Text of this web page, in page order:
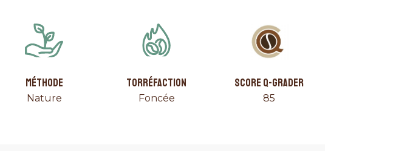
MÉTHODE
Nature
TORRÉFACTION
Foncée
SCORE Q-GRADER
85